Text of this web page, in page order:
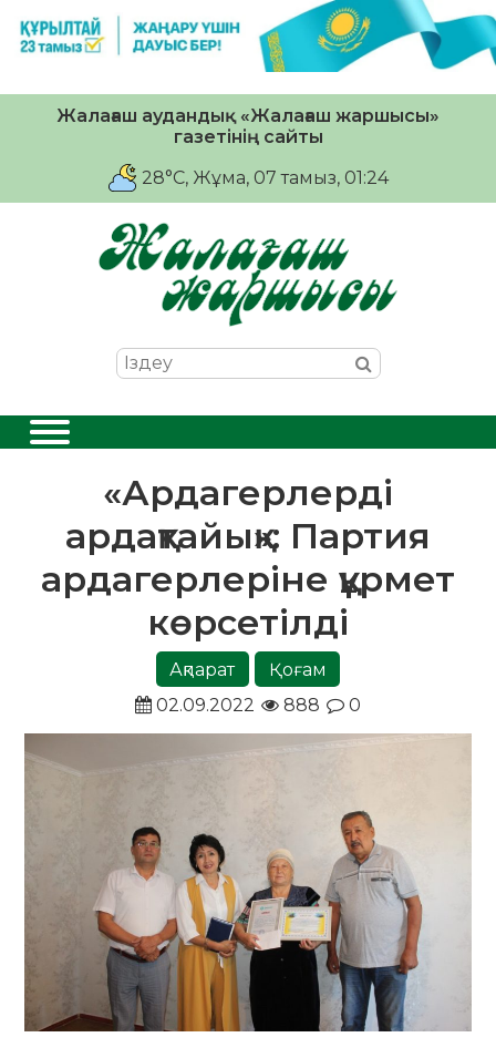
Жалағаш аудандық «Жалағаш жаршысы»
газетінің сайты
28°C, Жұма, 07 тамыз, 01:24
«Ардагерлерді
ардақтайық»: Партия
ардагерлеріне құрмет
көрсетілді
Ақпарат
Қоғам
02.09.2022
888 0